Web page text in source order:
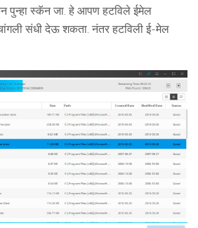
पुन्हा स्कॅन जा. हे आपण हटविले ईमेल
चांगली संधी देऊ शकता. नंतर हटविली ई-मेल